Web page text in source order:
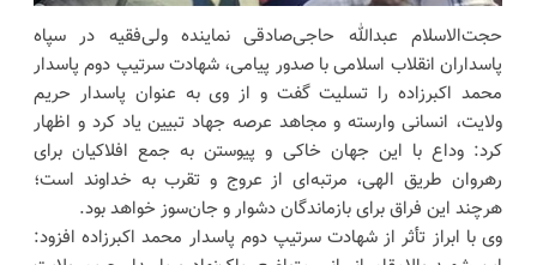
‌حجت‌الاسلام عبدالله حاجی‌صادقی نماینده ولی‌فقیه در سپاه
پاسداران انقلاب اسلامی با صدور پیامی، شهادت سرتیپ دوم پاسدار
محمد اکبرزاده را تسلیت گفت و از وی به عنوان پاسدار حریم
ولایت، انسانی وارسته و مجاهد عرصه جهاد تبیین یاد کرد و ‌اظهار
کرد: وداع با این جهان خاکی و پیوستن به جمع افلاکیان برای
رهروان طریق الهی، مرتبه‌ای از عروج و تقرب به خداوند است؛
هرچند این فراق برای بازماندگان دشوار و جان‌سوز خواهد بود.
وی با ابراز تأثر از شهادت سرتیپ دوم پاسدار محمد اکبرزاده افزود: